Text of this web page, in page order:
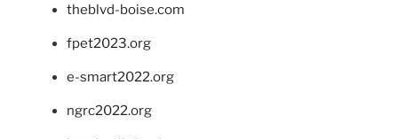
theblvd-boise.com
fpet2023.org
e-smart2022.org
ngrc2022.org